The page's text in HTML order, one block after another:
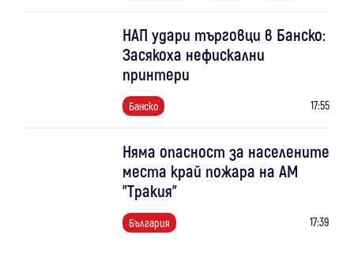
НАП удари търговци в Банско:
Засякоха нефискални
принтери
Банско 17:55
Няма опасност за населените
места край пожара на АМ
"Тракия"
България 17:39